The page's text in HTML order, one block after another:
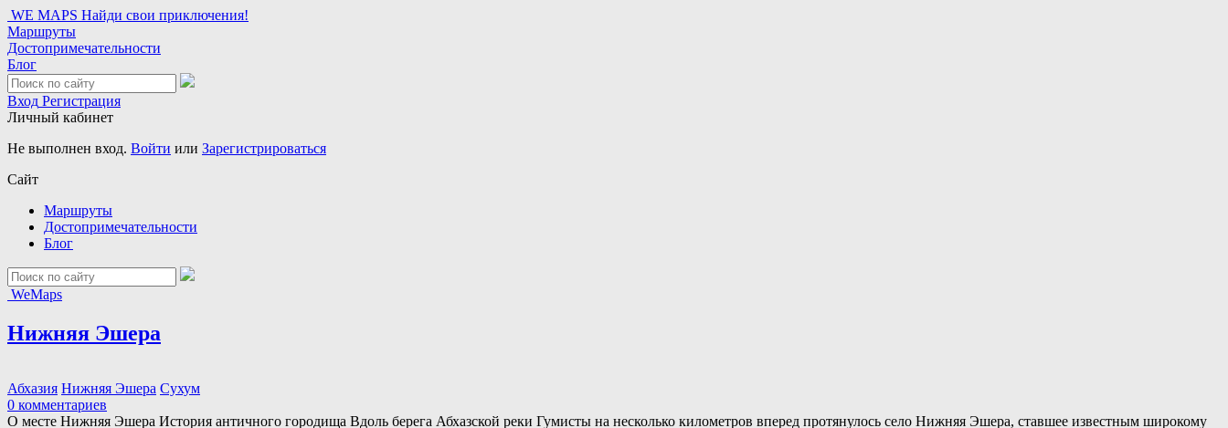
WE MAPS Найди свои приключения!
Маршруты
Достопримечательности
Блог
Вход Регистрация
Личный кабинет
Не выполнен вход. Войти или Зарегистрироваться
Сайт
Маршруты
Достопримечательности
Блог
WeMaps
Нижняя Эшера
Абхазия Нижняя Эшера Сухум
0 комментариев
О месте Нижняя Эшера История античного городища Вдоль берега Абхазской реки Гумисты на несколько километров вперед протянулось село Нижняя Эшера, ставшее известным широкому